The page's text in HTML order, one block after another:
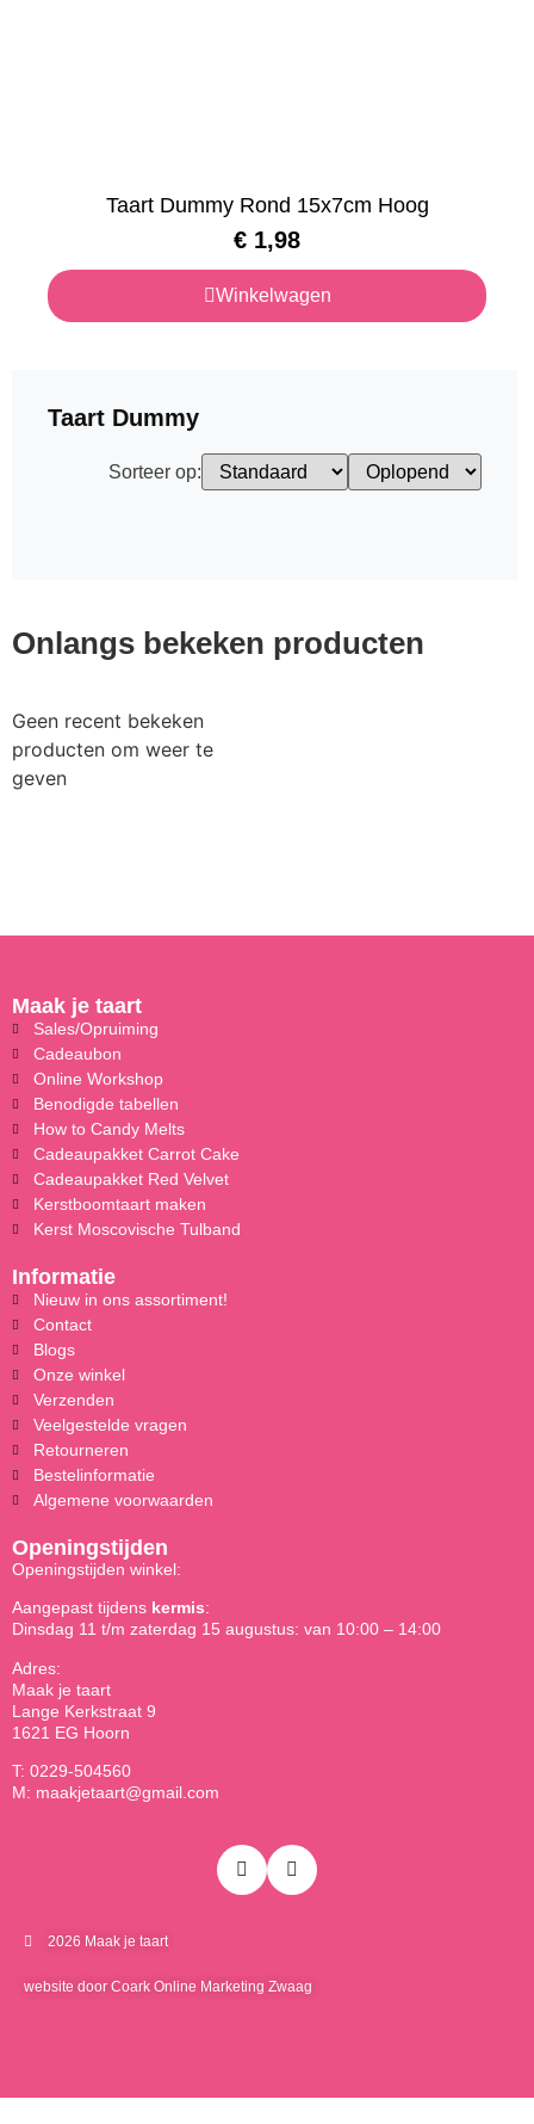
Taart Dummy Rond 15x7cm Hoog
€ 1,98
Winkelwagen
Taart Dummy
Sorteer op:
Onlangs bekeken producten
Geen recent bekeken
producten om weer te
geven
Maak je taart
Sales/Opruiming
Cadeaubon
Online Workshop
Benodigde tabellen
How to Candy Melts
Cadeaupakket Carrot Cake
Cadeaupakket Red Velvet
Kerstboomtaart maken
Kerst Moscovische Tulband
Informatie
Nieuw in ons assortiment!
Contact
Blogs
Onze winkel
Verzenden
Veelgestelde vragen
Retourneren
Bestelinformatie
Algemene voorwaarden
Openingstijden
Openingstijden winkel:
Aangepast tijdens kermis:
Dinsdag 11 t/m zaterdag 15 augustus: van 10:00 – 14:00
Adres:
Maak je taart
Lange Kerkstraat 9
1621 EG Hoorn
T: 0229-504560
M: maakjetaart@gmail.com
2026 Maak je taart
website door Coark Online Marketing Zwaag